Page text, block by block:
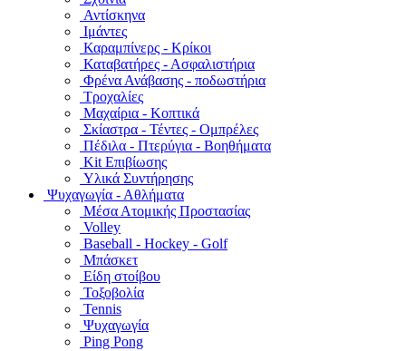
Αντίσκηνα
Ιμάντες
Καραμπίνερς - Κρίκοι
Καταβατήρες - Ασφαλιστήρια
Φρένα Ανάβασης - ποδωστήρια
Τροχαλίες
Μαχαίρια - Κοπτικά
Σκίαστρα - Τέντες - Ομπρέλες
Πέδιλα - Πτερύγια - Βοηθήματα
Kit Επιβίωσης
Υλικά Συντήρησης
Ψυχαγωγία - Αθλήματα
Μέσα Ατομικής Προστασίας
Volley
Baseball - Hockey - Golf
Μπάσκετ
Είδη στοίβου
Τοξοβολία
Tennis
Ψυχαγωγία
Ping Pong